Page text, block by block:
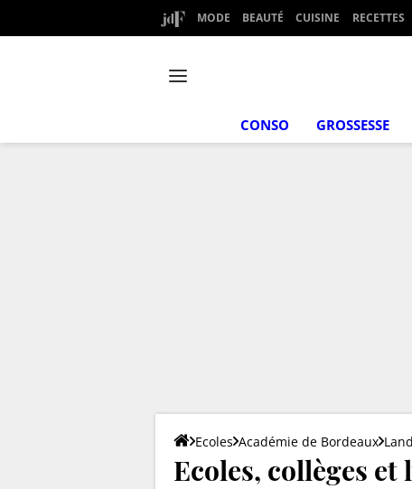
MODE BEAUTÉ CUISINE RECETTES
CONSO GROSSESSE
Ecoles Académie de Bordeaux
Ecoles, collèges et